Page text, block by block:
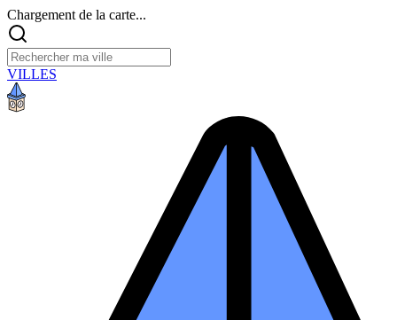
Chargement de la carte...
VILLES